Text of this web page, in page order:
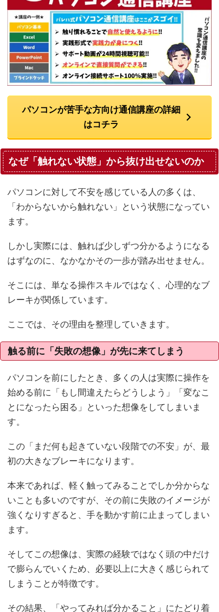
パソコンが苦手な方向け通信講座の詳細
はコチラ
なぜ「触れない状態」から抜け出せないのか
パソコンに対して不安を感じている人の多くは、
「わからないから触れない」という状態になってい
ます。
しかし実際には、触れば少しずつ分かるようになる
はずなのに、なかなかその一歩が踏み出せません。
そこには、単なる操作スキルではなく、心理的なブ
レーキが関係しています。
ここでは、その理由を整理していきます。
触る前に「失敗の想像」が先に来てしまう
パソコンを前にしたとき、多くの人は実際に操作を
始める前に「もし間違えたらどうしよう」「変なこ
とになったら困る」といった想像をしてしまいま
す。
この「まだ何も起きていない段階での不安」が、最
初の大きなブレーキになります。
本来であれば、軽く触ってみることでしか分からな
いことも多いのですが、その前に失敗のイメージが
強くなりすぎると、手を動かす前に止まってしまい
ます。
そしてこの想像は、実際の経験ではなく頭の中だけ
で膨らんでいくため、必要以上に大きく感じられて
しまうことが特徴です。
その結果、「やってみれば分かること」にたどり着